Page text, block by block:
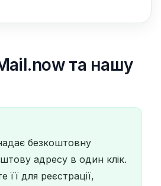
та нашу
безкоштовну
адресу в один клік.
її для реєстрації,